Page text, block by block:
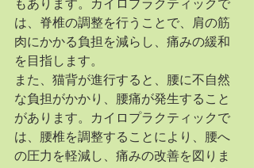
もあります。カイロプラクティックで
は、脊椎の調整を行うことで、肩の筋
肉にかかる負担を減らし、痛みの緩和
を目指します。
また、猫背が進行すると、腰に不自然
な負担がかかり、腰痛が発生すること
があります。カイロプラクティックで
は、腰椎を調整することにより、腰へ
の圧力を軽減し、痛みの改善を図りま